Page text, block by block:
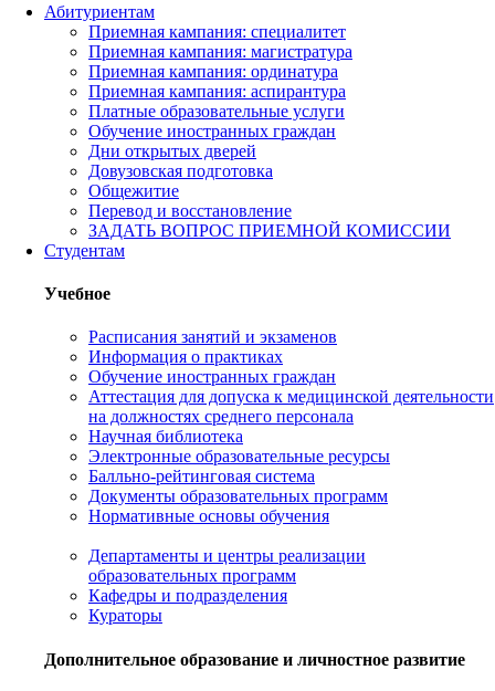
Абитуриентам
Приемная кампания: специалитет
Приемная кампания: магистратура
Приемная кампания: ординатура
Приемная кампания: аспирантура
Платные образовательные услуги
Обучение иностранных граждан
Дни открытых дверей
Довузовская подготовка
Общежитие
Перевод и восстановление
ЗАДАТЬ ВОПРОС ПРИЕМНОЙ КОМИССИИ
Студентам
Учебное
Расписания занятий и экзаменов
Информация о практиках
Обучение иностранных граждан
Аттестация для допуска к медицинской деятельности
на должностях среднего персонала
Научная библиотека
Электронные образовательные ресурсы
Балльно-рейтинговая система
Документы образовательных программ
Нормативные основы обучения
Департаменты и центры реализации
образовательных программ
Кафедры и подразделения
Кураторы
Дополнительное образование и личностное развитие